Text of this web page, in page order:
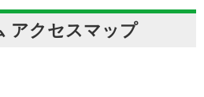
アクセスマップ